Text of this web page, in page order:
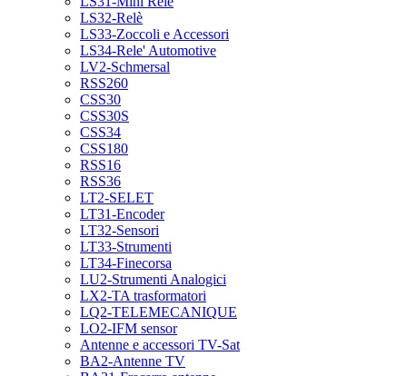
LS32-Relè
LS33-Zoccoli e Accessori
LS34-Rele' Automotive
LV2-Schmersal
RSS260
CSS30
CSS30S
CSS34
CSS180
RSS16
RSS36
LT2-SELET
LT31-Encoder
LT32-Sensori
LT33-Strumenti
LT34-Finecorsa
LU2-Strumenti Analogici
LX2-TA trasformatori
LQ2-TELEMECANIQUE
LO2-IFM sensor
Antenne e accessori TV-Sat
BA2-Antenne TV